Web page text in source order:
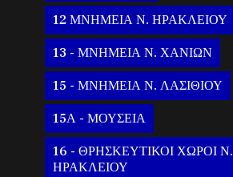
12 ΜΝΗΜΕΙΑ Ν. ΗΡΑΚΛΕΙΟΥ
13 - ΜΝΗΜΕΙΑ Ν. ΧΑΝΙΩΝ
15 - ΜΝΗΜΕΙΑ Ν. ΛΑΣΙΘΙΟΥ
15Α - ΜΟΥΣΕΙΑ
16 - ΘΡΗΣΚΕΥΤΙΚΟΙ ΧΩΡΟΙ Ν.
ΗΡΑΚΛΕΙΟΥ